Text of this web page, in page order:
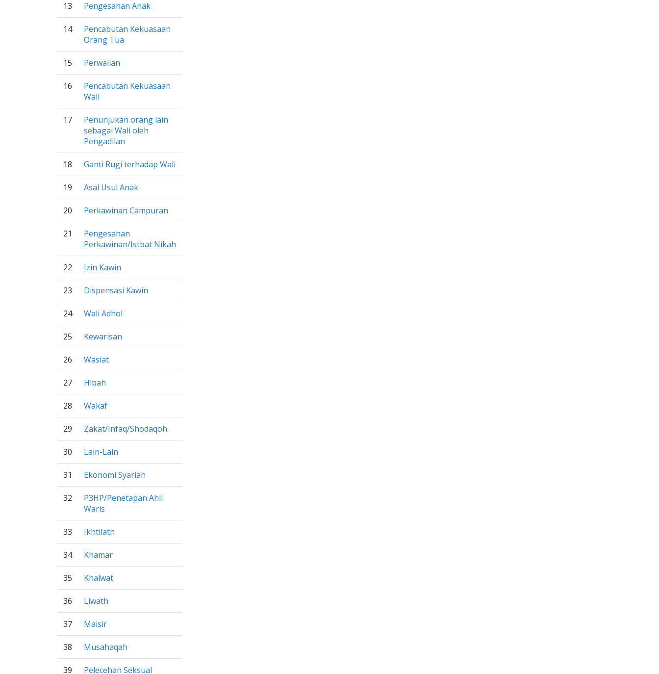
13 Pengesahan Anak
14
Pencabutan Kekuasaan
Orang Tua
15 Perwalian
16
Pencabutan Kekuasaan
Wali
17
Penunjukan orang lain
sebagai Wali oleh
Pengadilan
18 Ganti Rugi terhadap Wali
19 Asal Usul Anak
20 Perkawinan Campuran
21
Pengesahan
Perkawinan/Istbat Nikah
22 Izin Kawin
23 Dispensasi Kawin
24 Wali Adhol
25 Kewarisan
26 Wasiat
27 Hibah
28 Wakaf
29 Zakat/Infaq/Shodaqoh
30 Lain-Lain
31 Ekonomi Syariah
32
P3HP/Penetapan Ahli
Waris
33 Ikhtilath
34 Khamar
35 Khalwat
36 Liwath
37 Maisir
38 Musahaqah
39 Pelecehan Seksual